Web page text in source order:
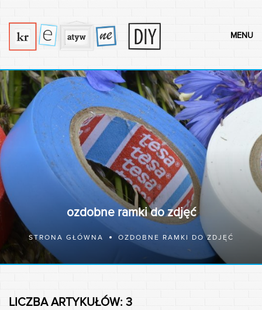
MENU
ozdobne ramki do zdjęć
STRONA GŁÓWNA OZDOBNE RAMKI DO ZDJĘĆ
LICZBA ARTYKUŁÓW: 3